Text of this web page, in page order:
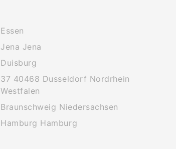
Essen
Jena Jena
Duisburg
37 40468 Dusseldorf Nordrhein
Westfalen
Braunschweig Niedersachsen
Hamburg Hamburg